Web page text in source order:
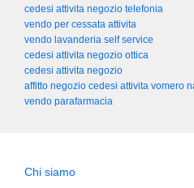
cedesi attivita negozio telefonia
vendo per cessata attivita
vendo lavanderia self service
cedesi attivita negozio ottica
cedesi attivita negozio
affitto negozio cedesi attivita vomero
vendo parafarmacia
Chi siamo